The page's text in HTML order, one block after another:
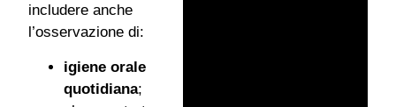
includere anche
l’osservazione di:
igiene orale
quotidiana;